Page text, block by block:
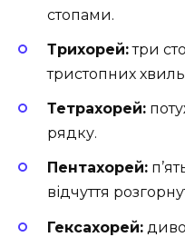
стопами.
Трихорей:три
тристопних
Тетрахорей:
рядку.
Пентахорей:
відчуття
Гексахорей: